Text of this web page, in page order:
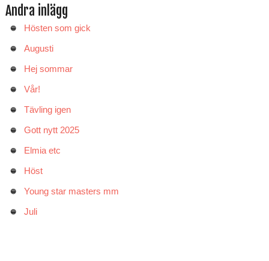
Andra inlägg
Hösten som gick
Augusti
Hej sommar
Vår!
Tävling igen
Gott nytt 2025
Elmia etc
Höst
Young star masters mm
Juli